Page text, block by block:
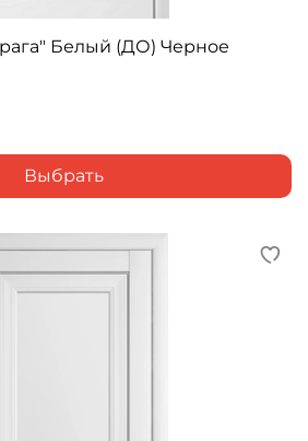
Белый (ДО) Черное
Выбрать